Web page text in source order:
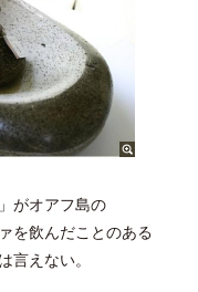
がオアフ島の
を飲んだことのある
えない。